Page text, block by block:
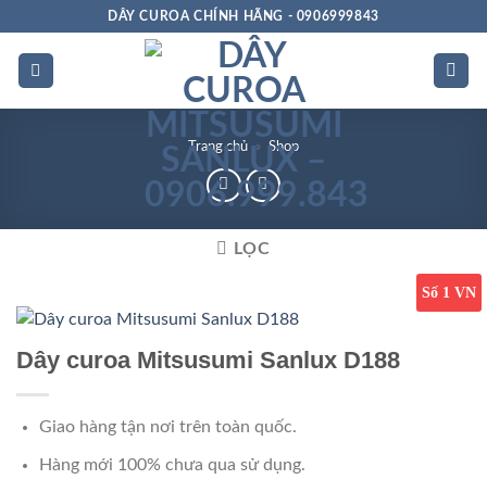
dung
DÂY CUROA CHÍNH HÃNG - 0906999843
Trang chủ » Shop
LỌC
Số 1 VN
Dây curoa Mitsusumi Sanlux D188
Giao hàng tận nơi trên toàn quốc.
Hàng mới 100% chưa qua sử dụng.